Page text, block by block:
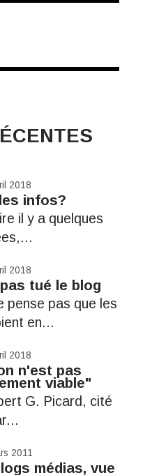
2018
infos?
il y a quelques
2018
tué le blog
pense pas que les
en...
2018
n'est pas
viable"
G. Picard, cité
2011
médias, vue